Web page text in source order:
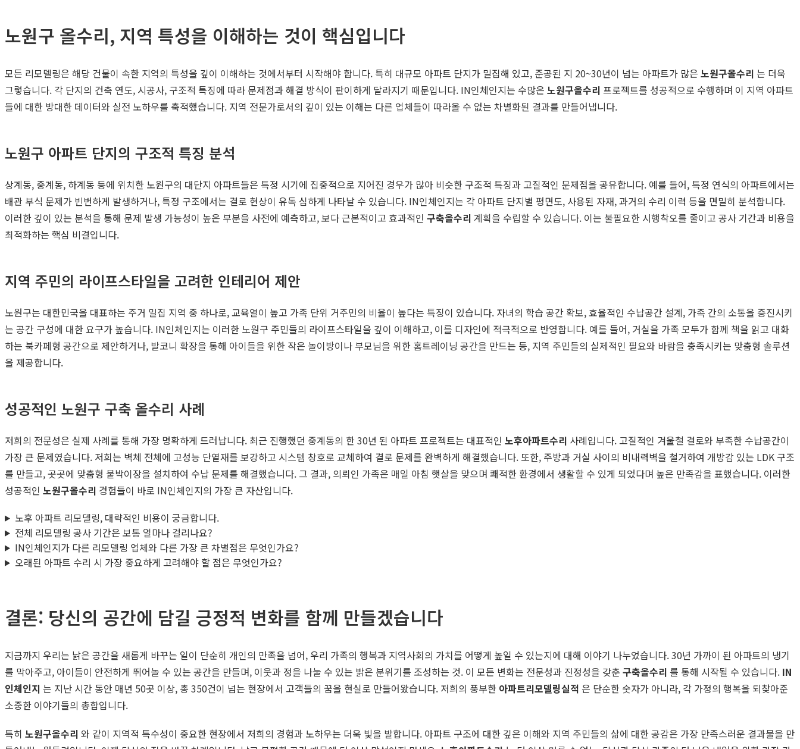
노원구 올수리, 지역 특성을 이해하는 것이 핵심입니다
모든 리모델링은 해당 건물이 속한 지역의 특성을 깊이 이해하는 것에서부터 시작해야 합니다. 특히 대규모 아파트 단지가 밀집해 있고, 준공된 지 20~30년이 넘는 아파트가 많은 노원구올수리 는 더욱
그렇습니다. 각 단지의 건축 연도, 시공사, 구조적 특징에 따라 문제점과 해결 방식이 판이하게 달라지기 때문입니다. IN인체인지는 수많은 노원구올수리 프로젝트를 성공적으로 수행하며 이 지역 아파트
들에 대한 방대한 데이터와 실전 노하우를 축적했습니다. 지역 전문가로서의 깊이 있는 이해는 다른 업체들이 따라올 수 없는 차별화된 결과를 만들어냅니다.
노원구 아파트 단지의 구조적 특징 분석
상계동, 중계동, 하계동 등에 위치한 노원구의 대단지 아파트들은 특정 시기에 집중적으로 지어진 경우가 많아 비슷한 구조적 특징과 고질적인 문제점을 공유합니다. 예를 들어, 특정 연식의 아파트에서는
배관 부식 문제가 빈번하게 발생하거나, 특정 구조에서는 결로 현상이 유독 심하게 나타날 수 있습니다. IN인체인지는 각 아파트 단지별 평면도, 사용된 자재, 과거의 수리 이력 등을 면밀히 분석합니다.
이러한 깊이 있는 분석을 통해 문제 발생 가능성이 높은 부분을 사전에 예측하고, 보다 근본적이고 효과적인 구축올수리 계획을 수립할 수 있습니다. 이는 불필요한 시행착오를 줄이고 공사 기간과 비용을
최적화하는 핵심 비결입니다.
지역 주민의 라이프스타일을 고려한 인테리어 제안
노원구는 대한민국을 대표하는 주거 밀집 지역 중 하나로, 교육열이 높고 가족 단위 거주민의 비율이 높다는 특징이 있습니다. 자녀의 학습 공간 확보, 효율적인 수납공간 설계, 가족 간의 소통을 증진시키
는 공간 구성에 대한 요구가 높습니다. IN인체인지는 이러한 노원구 주민들의 라이프스타일을 깊이 이해하고, 이를 디자인에 적극적으로 반영합니다. 예를 들어, 거실을 가족 모두가 함께 책을 읽고 대화
하는 북카페형 공간으로 제안하거나, 발코니 확장을 통해 아이들을 위한 작은 놀이방이나 부모님을 위한 홈트레이닝 공간을 만드는 등, 지역 주민들의 실제적인 필요와 바람을 충족시키는 맞춤형 솔루션
을 제공합니다.
성공적인 노원구 구축 올수리 사례
저희의 전문성은 실제 사례를 통해 가장 명확하게 드러납니다. 최근 진행했던 중계동의 한 30년 된 아파트 프로젝트는 대표적인 노후아파트수리 사례입니다. 고질적인 겨울철 결로와 부족한 수납공간이
가장 큰 문제였습니다. 저희는 벽체 전체에 고성능 단열재를 보강하고 시스템 창호로 교체하여 결로 문제를 완벽하게 해결했습니다. 또한, 주방과 거실 사이의 비내력벽을 철거하여 개방감 있는 LDK 구조
를 만들고, 곳곳에 맞춤형 붙박이장을 설치하여 수납 문제를 해결했습니다. 그 결과, 의뢰인 가족은 매일 아침 햇살을 맞으며 쾌적한 환경에서 생활할 수 있게 되었다며 높은 만족감을 표했습니다. 이러한
성공적인 노원구올수리 경험들이 바로 IN인체인지의 가장 큰 자산입니다.
노후 아파트 리모델링, 대략적인 비용이 궁금합니다.
전체 리모델링 공사 기간은 보통 얼마나 걸리나요?
IN인체인지가 다른 리모델링 업체와 다른 가장 큰 차별점은 무엇인가요?
오래된 아파트 수리 시 가장 중요하게 고려해야 할 점은 무엇인가요?
결론: 당신의 공간에 담길 긍정적 변화를 함께 만들겠습니다
지금까지 우리는 낡은 공간을 새롭게 바꾸는 일이 단순히 개인의 만족을 넘어, 우리 가족의 행복과 지역사회의 가치를 어떻게 높일 수 있는지에 대해 이야기 나누었습니다. 30년 가까이 된 아파트의 냉기
를 막아주고, 아이들이 안전하게 뛰어놀 수 있는 공간을 만들며, 이웃과 정을 나눌 수 있는 밝은 분위기를 조성하는 것. 이 모든 변화는 전문성과 진정성을 갖춘 구축올수리 를 통해 시작될 수 있습니다. IN
인체인지 는 지난 시간 동안 매년 50곳 이상, 총 350건이 넘는 현장에서 고객들의 꿈을 현실로 만들어왔습니다. 저희의 풍부한 아파트리모델링실적 은 단순한 숫자가 아니라, 각 가정의 행복을 되찾아준
소중한 이야기들의 총합입니다.
특히 노원구올수리 와 같이 지역적 특수성이 중요한 현장에서 저희의 경험과 노하우는 더욱 빛을 발합니다. 아파트 구조에 대한 깊은 이해와 지역 주민들의 삶에 대한 공감은 가장 만족스러운 결과물을 만